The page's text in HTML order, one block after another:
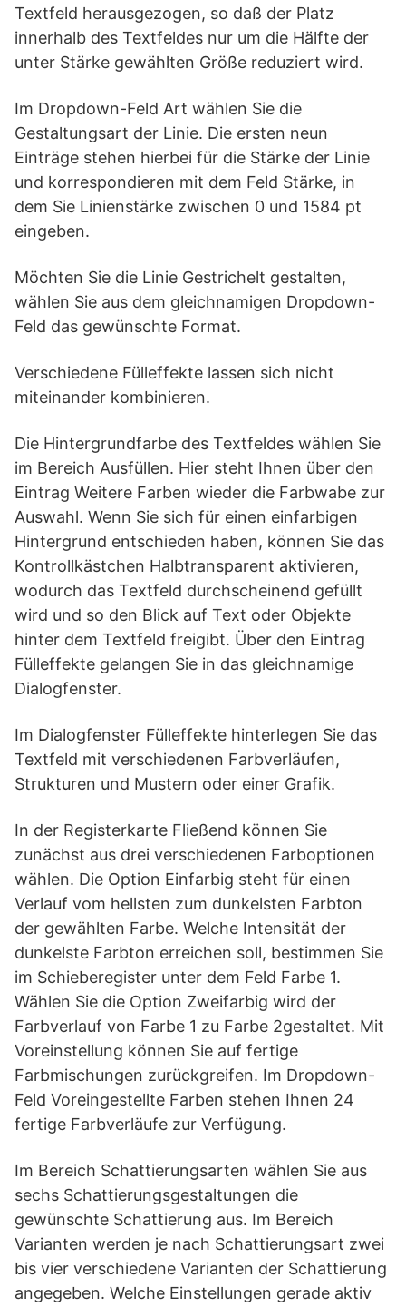
Textfeld herausgezogen, so daß der Platz
innerhalb des Textfeldes nur um die Hälfte der
unter Stärke gewählten Größe reduziert wird.
Im Dropdown-Feld Art wählen Sie die
Gestaltungsart der Linie. Die ersten neun
Einträge stehen hierbei für die Stärke der Linie
und korrespondieren mit dem Feld Stärke, in
dem Sie Linienstärke zwischen 0 und 1584 pt
eingeben.
Möchten Sie die Linie Gestrichelt gestalten,
wählen Sie aus dem gleichnamigen Dropdown-
Feld das gewünschte Format.
Verschiedene Fülleffekte lassen sich nicht
miteinander kombinieren.
Die Hintergrundfarbe des Textfeldes wählen Sie
im Bereich Ausfüllen. Hier steht Ihnen über den
Eintrag Weitere Farben wieder die Farbwabe zur
Auswahl. Wenn Sie sich für einen einfarbigen
Hintergrund entschieden haben, können Sie das
Kontrollkästchen Halbtransparent aktivieren,
wodurch das Textfeld durchscheinend gefüllt
wird und so den Blick auf Text oder Objekte
hinter dem Textfeld freigibt. Über den Eintrag
Fülleffekte gelangen Sie in das gleichnamige
Dialogfenster.
Im Dialogfenster Fülleffekte hinterlegen Sie das
Textfeld mit verschiedenen Farbverläufen,
Strukturen und Mustern oder einer Grafik.
In der Registerkarte Fließend können Sie
zunächst aus drei verschiedenen Farboptionen
wählen. Die Option Einfarbig steht für einen
Verlauf vom hellsten zum dunkelsten Farbton
der gewählten Farbe. Welche Intensität der
dunkelste Farbton erreichen soll, bestimmen Sie
im Schieberegister unter dem Feld Farbe 1.
Wählen Sie die Option Zweifarbig wird der
Farbverlauf von Farbe 1 zu Farbe 2gestaltet. Mit
Voreinstellung können Sie auf fertige
Farbmischungen zurückgreifen. Im Dropdown-
Feld Voreingestellte Farben stehen Ihnen 24
fertige Farbverläufe zur Verfügung.
Im Bereich Schattierungsarten wählen Sie aus
sechs Schattierungsgestaltungen die
gewünschte Schattierung aus. Im Bereich
Varianten werden je nach Schattierungsart zwei
bis vier verschiedene Varianten der Schattierung
angegeben. Welche Einstellungen gerade aktiv